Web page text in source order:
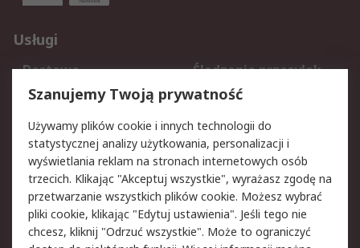
Usługi
Dostawa
Śledzenie przesyłek
Reklamacje i zwroty
Rejestracja
Aspekty prawne
Bezpieczeństwo e-
maila
Polityka dotycząca
plików cookie
Polityka prywatności
Użytkowanie witryny
Szanujemy Twoją prywatność
Używamy plików cookie i innych technologii do
statystycznej analizy użytkowania, personalizacji i
wyświetlania reklam na stronach internetowych osób
trzecich. Klikając "Akceptuj wszystkie", wyrażasz zgodę na
przetwarzanie wszystkich plików cookie. Możesz wybrać
pliki cookie, klikając "Edytuj ustawienia". Jeśli tego nie
chcesz, kliknij "Odrzuć wszystkie". Może to ograniczyć